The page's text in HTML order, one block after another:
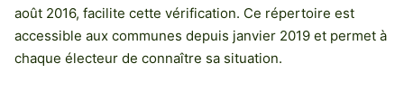
août 2016, facilite cette vérification. Ce répertoire est
accessible aux communes depuis janvier 2019 et permet à
chaque électeur de connaître sa situation.